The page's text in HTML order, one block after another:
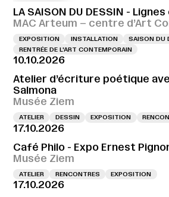
LA SAISON DU DESSIN -
MAC Arteum – centre d’Art
EXPOSITION INSTALLATION
SAISON DU
RENTRÉE DE L'ART CONTEMPORAIN
10.10.2026
Atelier d’écriture poétique
Salmona
Musée Ziem
ATELIER DESSIN EXPOSITION
17.10.2026
Café Philo - Expo Ernest
Musée Ziem
ATELIER RENCONTRES EXPOSITION
17.10.2026